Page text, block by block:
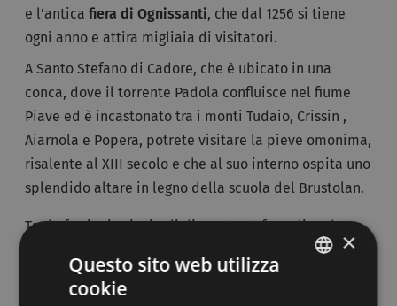
e l'antica fiera di Ognissanti, che dal 1256 si tiene
ogni anno e attira migliaia di visitatori.
A Santo Stefano di Cadore, che è ubicato in una
conca, dove il torrente Padola confluisce nel fiume
Piave ed è incastonato tra i monti Tudaio, Crissin ,
Aiarnola e Popera, potrete visitare la pieve omonima,
risalente al XIII secolo e che al suo interno ospita uno
splendido altare in legno della scuola del Brustolan.
Tra le frazioni principali di Santo Stefano di Cadore
×
Questo sito web utilizza
cookie